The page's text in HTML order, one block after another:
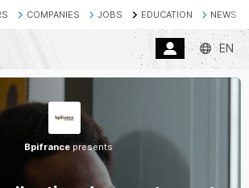
COMPANIES JOBS EDUCATION NEWS
EN
Bpifrancepresents